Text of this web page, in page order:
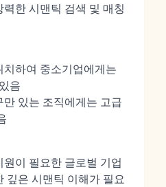
한 시맨틱 검색 및 매칭
하여 중소기업에게는
음
있는 조직에게는 고급
이 필요한 글로벌 기업
깊은 시맨틱 이해가 필요